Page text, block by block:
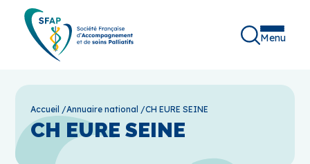
Menu
Accueil /Annuaire national /CH EURE SEINE
CH EURE SEINE